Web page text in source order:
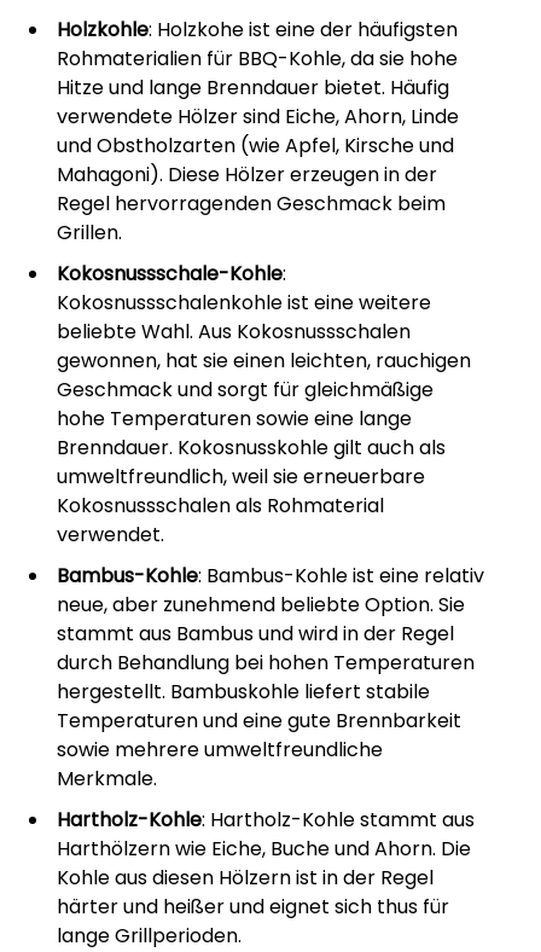
Holzkohle: Holzkohe ist eine der häufigsten
Rohmaterialien für BBQ-Kohle, da sie hohe
Hitze und lange Brenndauer bietet. Häufig
verwendete Hölzer sind Eiche, Ahorn, Linde
und Obstholzarten (wie Apfel, Kirsche und
Mahagoni). Diese Hölzer erzeugen in der
Regel hervorragenden Geschmack beim
Grillen.
Kokosnussschale-Kohle:
Kokosnussschalenkohle ist eine weitere
beliebte Wahl. Aus Kokosnussschalen
gewonnen, hat sie einen leichten, rauchigen
Geschmack und sorgt für gleichmäßige
hohe Temperaturen sowie eine lange
Brenndauer. Kokosnusskohle gilt auch als
umweltfreundlich, weil sie erneuerbare
Kokosnussschalen als Rohmaterial
verwendet.
Bambus-Kohle: Bambus-Kohle ist eine relativ
neue, aber zunehmend beliebte Option. Sie
stammt aus Bambus und wird in der Regel
durch Behandlung bei hohen Temperaturen
hergestellt. Bambuskohle liefert stabile
Temperaturen und eine gute Brennbarkeit
sowie mehrere umweltfreundliche
Merkmale.
Hartholz-Kohle: Hartholz-Kohle stammt aus
Harthölzern wie Eiche, Buche und Ahorn. Die
Kohle aus diesen Hölzern ist in der Regel
härter und heißer und eignet sich thus für
lange Grillperioden.